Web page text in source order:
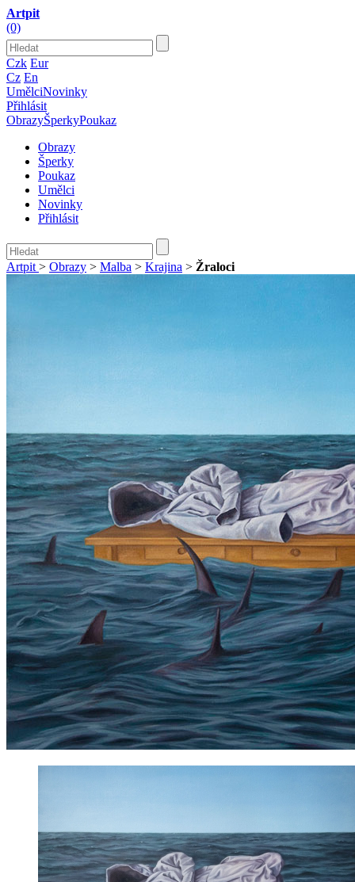
Artpit
(0)
Czk Eur
Cz En
UmělciNovinky
Přihlásit
ObrazyŠperkyPoukaz
Obrazy
Šperky
Poukaz
Umělci
Novinky
Přihlásit
Artpit > Obrazy > Malba > Krajina > Žraloci